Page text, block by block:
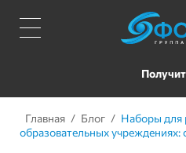
Главная / Блог / Наборы для
образовательных учреждениях: